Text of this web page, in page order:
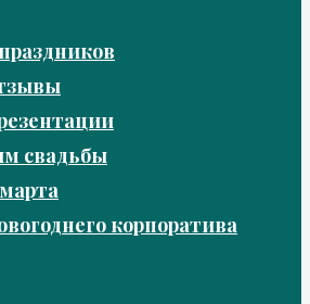
свадьбы
корпоратива